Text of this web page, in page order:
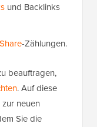
und Backlinks
-Zählungen.
beauftragen,
. Auf diese
neuen
Sie die